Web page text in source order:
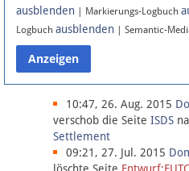
Anmelden
Datenschutz
Über Lobbypedia
Impressum
ausblenden | Markierungs-Logbuch
Logbuch ausblenden | Semantic-
10:47, 26. Aug. 2015
verschob die Seite ISDS
Settlement
09:21, 27. Jul. 2015